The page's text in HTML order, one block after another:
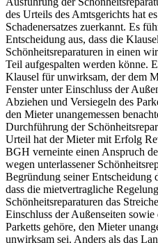
des Urteils des Amtsgerichts hat
Schadenersatzes zuerkannt. Es
Entscheidung aus, dass die
Schönheitsreparaturen in einen
Teil aufgespalten werden könne.
Klausel für unwirksam, der dem
Fenster unter Einschluss der
Abziehen und Versiegeln des
den Mieter unangemessen
Durchführung der
Urteil hat der Mieter mit Erfolg
BGH verneinte einen Anspruch
wegen unterlassener
Begründung seiner Entscheidung
dass die mietvertragliche
Schönheitsreparaturen das
Einschluss der Außenseiten
Parketts gehöre, den Mieter
unwirksam sei. Anders als das